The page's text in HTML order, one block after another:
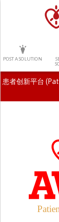
POST A SOLUTION
患者创新平台